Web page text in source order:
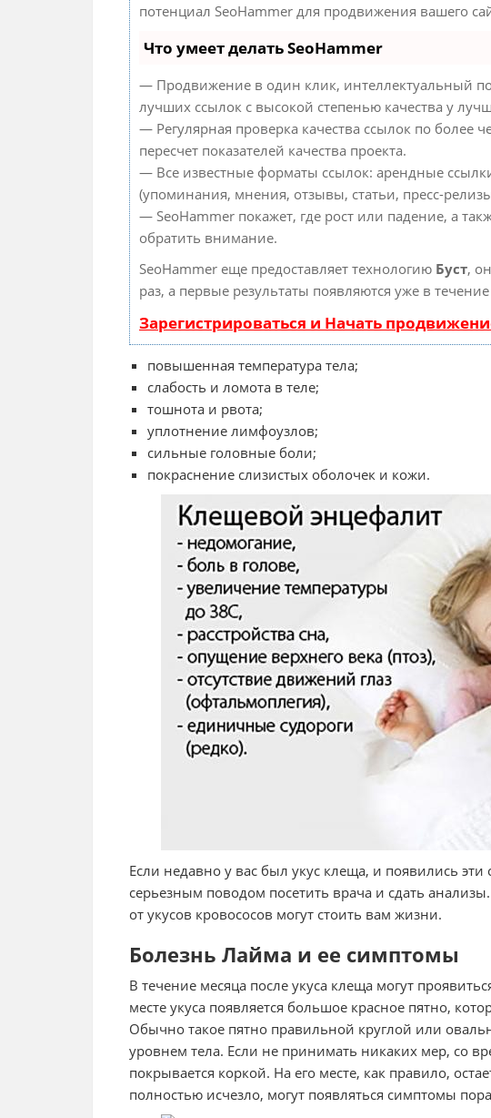
потенциал SeoHammer для продвижения вашего
Что умеет делать SeoHammer
— Продвижение в один клик, интеллектуальный
лучших ссылок с высокой степенью качества у
— Регулярная проверка качества ссылок по более
пересчет показателей качества проекта.
— Все известные форматы ссылок: арендные
(упоминания, мнения, отзывы, статьи, пресс-
— SeoHammer покажет, где рост или падение, а
обратить внимание.
SeoHammer еще предоставляет технологию Буст,
раз, а первые результаты появляются уже в
Зарегистрироваться и Начать
повышенная температура тела;
слабость и ломота в теле;
тошнота и рвота;
уплотнение лимфоузлов;
сильные головные боли;
покраснение слизистых оболочек и кожи.
Если недавно у вас был укус клеща, и появились эти
серьезным поводом посетить врача и сдать
от укусов кровососов могут стоить вам жизни.
Болезнь Лайма и ее симптомы
В течение месяца после укуса клеща могут
месте укуса появляется большое красное пятно,
Обычно такое пятно правильной круглой или
уровнем тела. Если не принимать никаких мер, со
покрывается коркой. На его месте, как правило,
полностью исчезло, могут появляться симптомы